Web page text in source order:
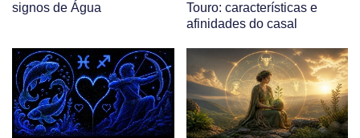
signos de Água
Touro: características e
afinidades do casal